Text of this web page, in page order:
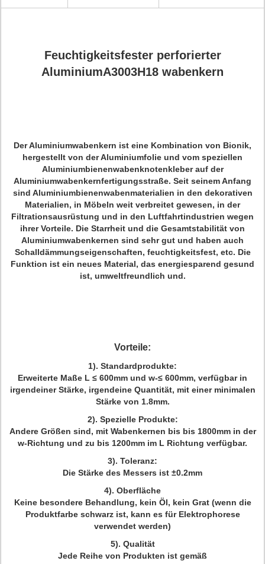
Feuchtigkeitsfester perforierter
AluminiumA3003H18 wabenkern
Der Aluminiumwabenkern ist eine Kombination von Bionik,
hergestellt von der Aluminiumfolie und vom speziellen
Aluminiumbienenwabenknotenkleber auf der
Aluminiumwabenkernfertigungsstraße. Seit seinem Anfang
sind Aluminiumbienenwabenmaterialien in den dekorativen
Materialien, in Möbeln weit verbreitet gewesen, in der
Filtrationsausrüstung und in den Luftfahrtindustrien wegen
ihrer Vorteile. Die Starrheit und die Gesamtstabilität von
Aluminiumwabenkernen sind sehr gut und haben auch
Schalldämmungseigenschaften, feuchtigkeitsfest, etc. Die
Funktion ist ein neues Material, das energiesparend gesund
ist, umweltfreundlich und.
Vorteile:
1). Standardprodukte:
Erweiterte Maße L ≤ 600mm und w-≤ 600mm, verfügbar in
irgendeiner Stärke, irgendeine Quantität, mit einer minimalen
Stärke von 1.8mm.
2). Spezielle Produkte:
Andere Größen sind, mit Wabenkernen bis bis 1800mm in der
w-Richtung und zu bis 1200mm im L Richtung verfügbar.
3). Toleranz:
Die Stärke des Messers ist ±0.2mm
4). Oberfläche
Keine besondere Behandlung, kein Öl, kein Grat (wenn die
Produktfarbe schwarz ist, kann es für Elektrophorese
verwendet werden)
5). Qualität
Jede Reihe von Produkten ist gemäß